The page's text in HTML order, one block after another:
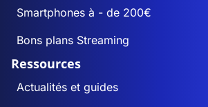
Smartphones à - de 200€
Bons plans Streaming
Ressources
Actualités et guides